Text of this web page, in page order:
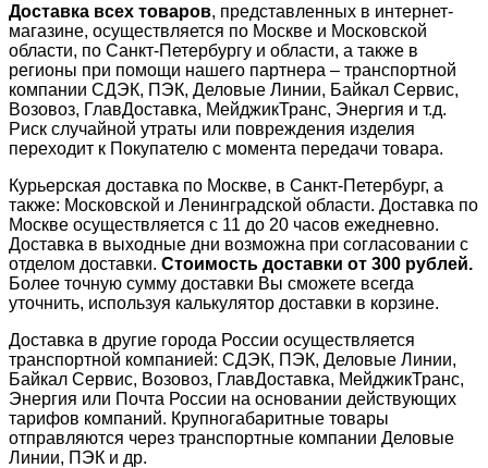
Доставка всех товаров, представленных в интернет-
магазине, осуществляется по Москве и Московской
области, по Санкт-Петербургу и области, а также в
регионы при помощи нашего партнера – транспортной
компании СДЭК, ПЭК, Деловые Линии, Байкал Сервис,
Возовоз, ГлавДоставка, МейджикТранс, Энергия и т.д.
Риск случайной утраты или повреждения изделия
переходит к Покупателю с момента передачи товара.
Курьерская доставка по Москве, в Санкт-Петербург, а
также: Московской и Ленинградской области. Доставка по
Москве осуществляется с 11 до 20 часов ежедневно.
Доставка в выходные дни возможна при согласовании с
отделом доставки. Стоимость доставки от 300 рублей.
Более точную сумму доставки Вы сможете всегда
уточнить, используя калькулятор доставки в корзине.
Доставка в другие города России осуществляется
транспортной компанией: СДЭК, ПЭК, Деловые Линии,
Байкал Сервис, Возовоз, ГлавДоставка, МейджикТранс,
Энергия или Почта России на основании действующих
тарифов компаний. Крупногабаритные товары
отправляются через транспортные компании Деловые
Линии, ПЭК и др.